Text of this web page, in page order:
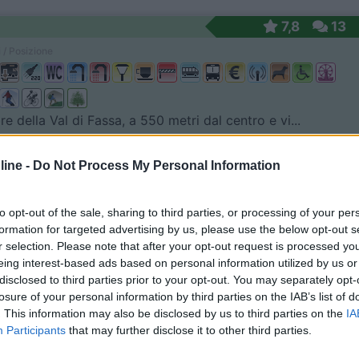
- Do Not Process My Personal Information
opt-out of the sale, sharing to third parties, or processing of your
for targeted advertising by us, please use the below opt-out
selection. Please note that after your opt-out request is processed
interest-based ads based on personal information utilized by us
to third parties prior to your opt-out. You may separately
of your personal information by third parties on the IAB’s list of
This information may also be disclosed by us to third parties on the
Participants that may further disclose it to other third parties.
7,8 13
della Val di Fassa, a 550 metri dal centro e vi...
Pareda, 60
Posizione
Fassa a 50 m dal centro paese e a poca distanza...
di Fassa (TN) - 26km
Greva, 39
Disponibilità